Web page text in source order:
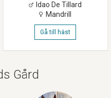
Idao De Tillard
Mandrill
Gå till häst
Gård